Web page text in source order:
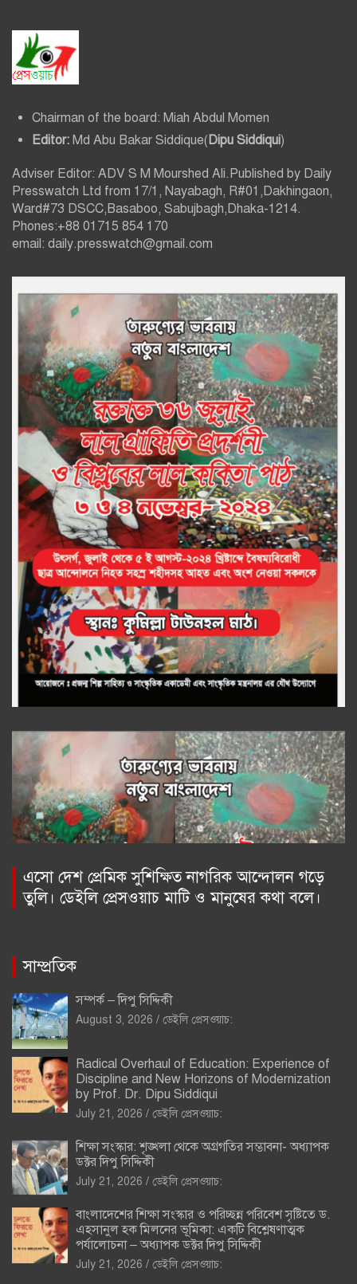
Chairman of the board: Miah Abdul Momen
Editor: Md Abu Bakar Siddique(Dipu Siddiqui)
Adviser Editor: ADV S M Mourshed Ali.Published by Daily
Presswatch Ltd from 17/1, Nayabagh, R#01,Dakhingaon,
Ward#73 DSCC,Basaboo, Sabujbagh,Dhaka-1214.
Phones:+88 01715 854 170
email: daily.presswatch@gmail.com
এসো দেশ প্রেমিক সুশিক্ষিত নাগরিক আন্দোলন গড়ে
তুলি। ডেইলি প্রেসওয়াচ মাটি ও মানুষের কথা বলে।
সাম্প্রতিক
সম্পর্ক – দিপু সিদ্দিকী
August 3, 2026 ডেইলি প্রেসওয়াচ:
Radical Overhaul of Education: Experience of
Discipline and New Horizons of Modernization
by Prof. Dr. Dipu Siddiqui
July 21, 2026 ডেইলি প্রেসওয়াচ:
শিক্ষা সংস্কার: শৃঙ্খলা থেকে অগ্রগতির সম্ভাবনা- অধ্যাপক
ডক্টর দিপু সিদ্দিকী
July 21, 2026 ডেইলি প্রেসওয়াচ:
বাংলাদেশের শিক্ষা সংস্কার ও পরিচ্ছন্ন পরিবেশ সৃষ্টিতে ড.
এহসানুল হক মিলনের ভূমিকা: একটি বিশ্লেষণাত্মক
পর্যালোচনা – অধ্যাপক ডক্টর দিপু সিদ্দিকী
July 21, 2026 ডেইলি প্রেসওয়াচ: